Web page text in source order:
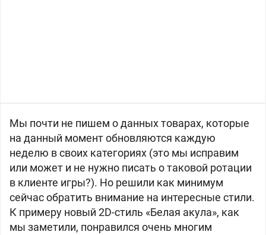
Мы почти не пишем о данных товарах, которые
на данный момент обновляются каждую
неделю в своих категориях (это мы исправим
или может и не нужно писать о таковой ротации
в клиенте игры?). Но решили как минимум
сейчас обратить внимание на интересные стили.
К примеру новый 2D-стиль «Белая акула», как
мы заметили, понравился очень многим